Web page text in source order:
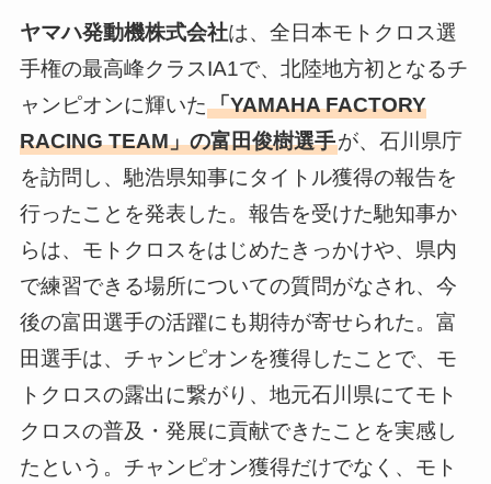
ヤマハ発動機株式会社は、全日本モトクロス選
手権の最高峰クラスIA1で、北陸地方初となるチ
ャンピオンに輝いた「YAMAHA FACTORY
RACING TEAM」の富田俊樹選手が、石川県庁
を訪問し、馳浩県知事にタイトル獲得の報告を
行ったことを発表した。報告を受けた馳知事か
らは、モトクロスをはじめたきっかけや、県内
で練習できる場所についての質問がなされ、今
後の富田選手の活躍にも期待が寄せられた。富
田選手は、チャンピオンを獲得したことで、モ
トクロスの露出に繋がり、地元石川県にてモト
クロスの普及・発展に貢献できたことを実感し
たという。チャンピオン獲得だけでなく、モト